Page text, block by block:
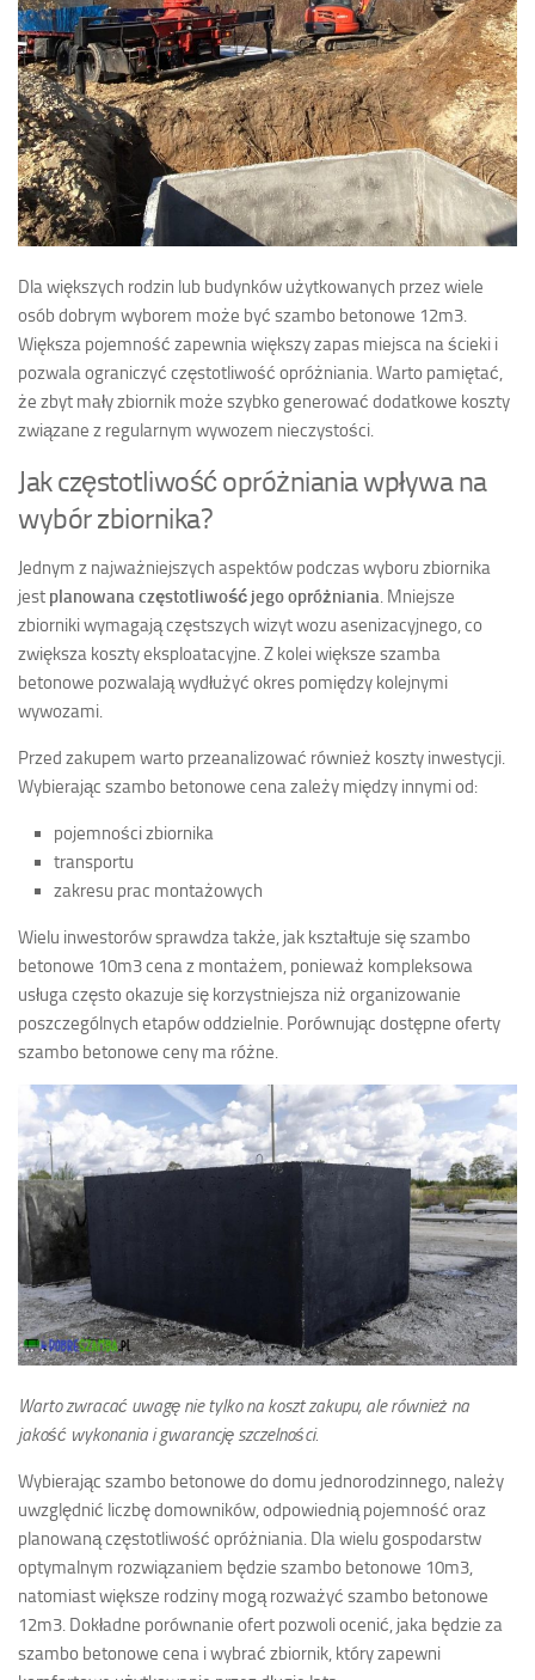
Dla większych rodzin lub budynków użytkowanych przez wiele
osób dobrym wyborem może być szambo betonowe 12m3.
Większa pojemność zapewnia większy zapas miejsca na ścieki i
pozwala ograniczyć częstotliwość opróżniania. Warto pamiętać,
że zbyt mały zbiornik może szybko generować dodatkowe koszty
związane z regularnym wywozem nieczystości.
Jak częstotliwość opróżniania wpływa na
wybór zbiornika?
Jednym z najważniejszych aspektów podczas wyboru zbiornika
jest planowana częstotliwość jego opróżniania. Mniejsze
zbiorniki wymagają częstszych wizyt wozu asenizacyjnego, co
zwiększa koszty eksploatacyjne. Z kolei większe szamba
betonowe pozwalają wydłużyć okres pomiędzy kolejnymi
wywozami.
Przed zakupem warto przeanalizować również koszty inwestycji.
Wybierając szambo betonowe cena zależy między innymi od:
pojemności zbiornika
transportu
zakresu prac montażowych
Wielu inwestorów sprawdza także, jak kształtuje się szambo
betonowe 10m3 cena z montażem, ponieważ kompleksowa
usługa często okazuje się korzystniejsza niż organizowanie
poszczególnych etapów oddzielnie. Porównując dostępne oferty
szambo betonowe ceny ma różne.
Warto zwracać uwagę nie tylko na koszt zakupu, ale również na
jakość wykonania i gwarancję szczelności.
Wybierając szambo betonowe do domu jednorodzinnego, należy
uwzględnić liczbę domowników, odpowiednią pojemność oraz
planowaną częstotliwość opróżniania. Dla wielu gospodarstw
optymalnym rozwiązaniem będzie szambo betonowe 10m3,
natomiast większe rodziny mogą rozważyć szambo betonowe
12m3. Dokładne porównanie ofert pozwoli ocenić, jaka będzie za
szambo betonowe cena i wybrać zbiornik, który zapewni